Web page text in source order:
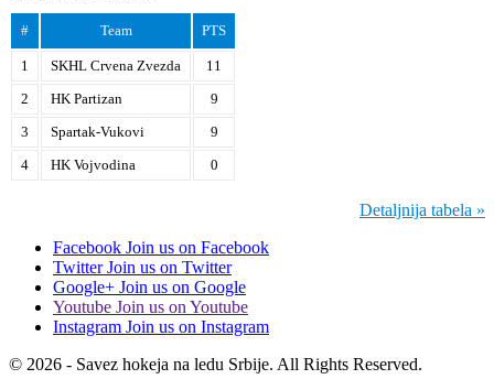
# Team PTS
1 SKHL Crvena Zvezda
11
2
HK Partizan
9
3
Spartak-Vukovi
9
4
HK Vojvodina 0
Detaljnija tabela »
Facebook Join us on Facebook
Twitter Join us on Twitter
Google+ Join us on Google
Youtube Join us on Youtube
Instagram Join us on Instagram
© 2026 - Savez hokeja na ledu Srbije. All Rights Reserved.